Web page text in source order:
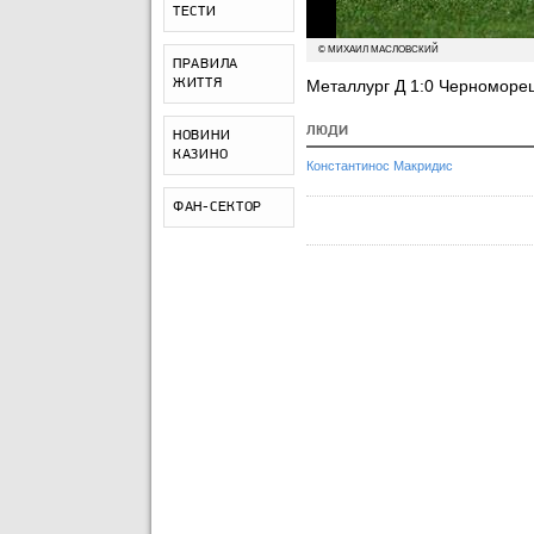
ТЕСТИ
ПРАВИЛА
ЖИТТЯ
НОВИНИ
КАЗИНО
ФАН-СЕКТОР
© МИХАИЛ МАСЛОВСКИЙ
Металлург Д 1:0
ЛЮДИ
Константинос Макридис